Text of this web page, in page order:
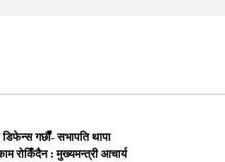
गर्छौं- सभापति थापा
रोकिँदैन : मुख्यमन्त्री आचार्य